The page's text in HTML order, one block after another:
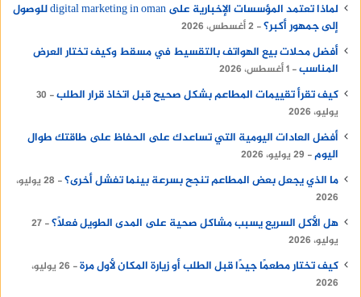
لماذا تعتمد المؤسسات الإخبارية على digital marketing in oman للوصول
إلى جمهور أكبر؟ 2 أغسطس، 2026
أفضل محلات بيع الهواتف بالتقسيط في مسقط وكيف تختار العرض
المناسب 1 أغسطس، 2026
كيف تقرأ تقييمات المطاعم بشكل صحيح قبل اتخاذ قرار الطلب
30
يوليو، 2026
أفضل العادات اليومية التي تساعدك على الحفاظ على طاقتك طوال
اليوم
29 يوليو، 2026
ما الذي يجعل بعض المطاعم تنجح بسرعة بينما تفشل أخرى؟
28 يوليو،
2026
هل الأكل السريع يسبب مشاكل صحية على المدى الطويل فعلًا؟ 27
يوليو، 2026
كيف تختار مطعمًا جيدًا قبل الطلب أو زيارة المكان لأول مرة
26 يوليو،
2026